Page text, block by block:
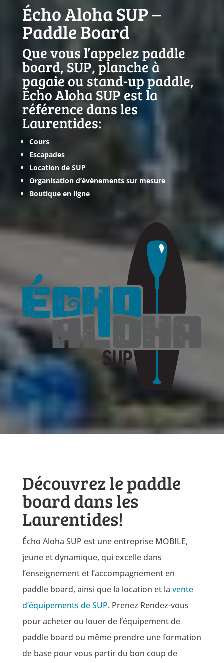
Écho Aloha SUP –
Paddle Board
Que vous l’appelez paddle
board, SUP, planche à
pagaie ou stand-up paddle,
Écho Aloha SUP est la
référence dans les
Laurentides:
Cours
Escapades
Location de SUP
Organisation d’événements sur mesure
Boutique en ligne
Découvrez le paddle
board dans les
Laurentides!
Écho Aloha SUP est une entreprise MOBILE,
jeune et dynamique, qui excelle dans
l’enseignement et l’accompagnement en
paddle board, ainsi que la location et la vente
d’équipements de SUP. Prenez Rendez-vous
pour acheter ou louer de l’équipement de
paddle board ou même prendre une formation
de base pour vous partir du bon coup de